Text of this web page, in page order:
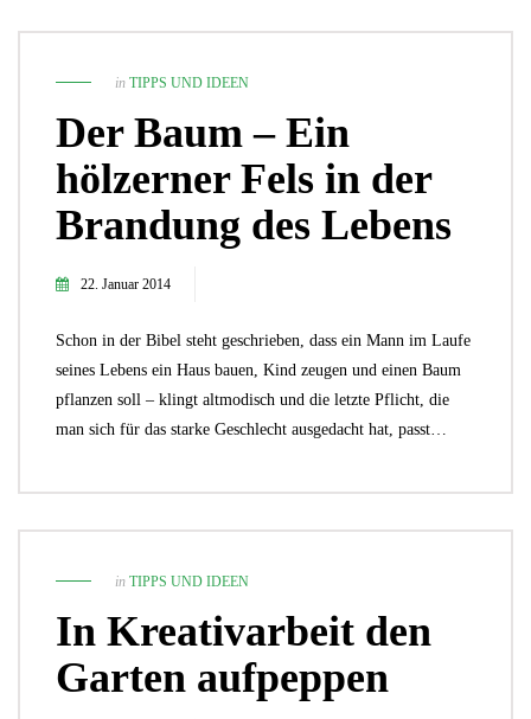
in TIPPS UND IDEEN
Der Baum – Ein
hölzerner Fels in der
Brandung des Lebens
22. Januar 2014
Schon in der Bibel steht geschrieben, dass ein Mann im Laufe
seines Lebens ein Haus bauen, Kind zeugen und einen Baum
pflanzen soll – klingt altmodisch und die letzte Pflicht, die
man sich für das starke Geschlecht ausgedacht hat, passt…
in TIPPS UND IDEEN
In Kreativarbeit den
Garten aufpeppen